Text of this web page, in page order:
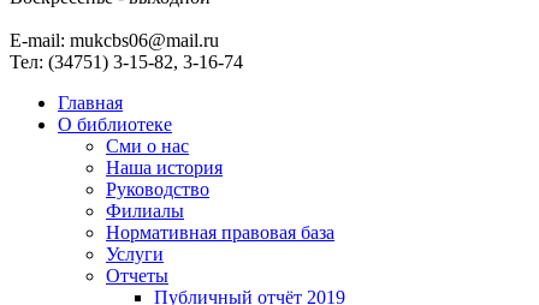
Е-mail: mukcbs06@mail.ru
Тел: (34751) 3-15-82, 3-16-74
Главная
О библиотеке
Сми о нас
Наша история
Руководство
Филиалы
Нормативная правовая база
Услуги
Отчеты
Публичный отчёт 2019